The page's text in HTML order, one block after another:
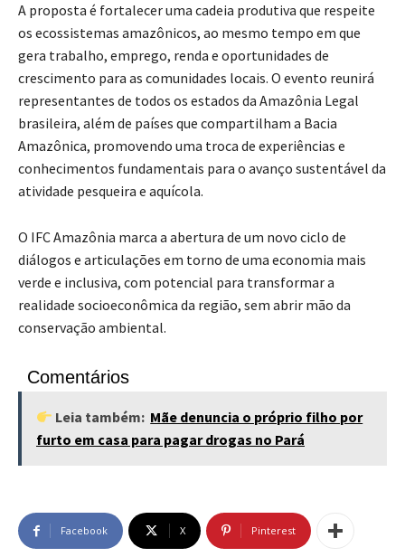
A proposta é fortalecer uma cadeia produtiva que respeite
os ecossistemas amazônicos, ao mesmo tempo em que
gera trabalho, emprego, renda e oportunidades de
crescimento para as comunidades locais. O evento reunirá
representantes de todos os estados da Amazônia Legal
brasileira, além de países que compartilham a Bacia
Amazônica, promovendo uma troca de experiências e
conhecimentos fundamentais para o avanço sustentável da
atividade pesqueira e aquícola.
O IFC Amazônia marca a abertura de um novo ciclo de
diálogos e articulações em torno de uma economia mais
verde e inclusiva, com potencial para transformar a
realidade socioeconômica da região, sem abrir mão da
conservação ambiental.
Comentários
Leia também: Mãe denuncia o próprio filho por
furto em casa para pagar drogas no Pará
Facebook X Pinterest